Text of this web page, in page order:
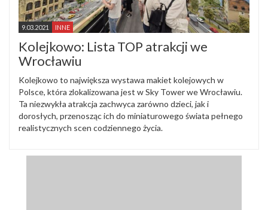
9.03.2021 INNE
Kolejkowo: Lista TOP atrakcji we
Wrocławiu
Kolejkowo to największa wystawa makiet kolejowych w
Polsce, która zlokalizowana jest w Sky Tower we Wrocławiu.
Ta niezwykła atrakcja zachwyca zarówno dzieci, jak i
dorosłych, przenosząc ich do miniaturowego świata pełnego
realistycznych scen codziennego życia.